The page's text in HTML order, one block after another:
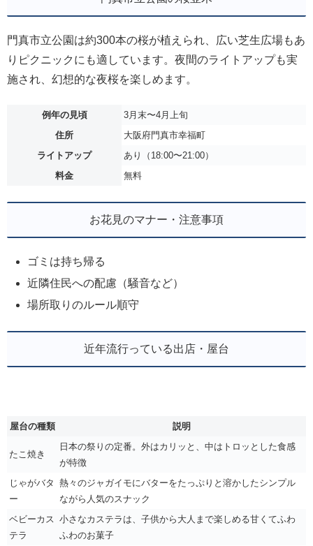
門真市立公園は約300本の桜が植えられ、広い芝生広場もあ
りピクニックにも適しています。夜間のライトアップも実
施され、幻想的な夜桜を楽しめます。
例年の見頃
3月末〜4月上旬
住所
大阪府門真市幸福町
ライトアップ
あり（18:00〜21:00）
料金
無料
お花見のマナー・注意事項
ゴミは持ち帰る
近隣住民への配慮（騒音など）
場所取りのルール順守
近年流行っている出店・屋台
屋台の種類 説明
たこ焼き
日本の祭りの定番。外はカリッと、中はトロッとした食感
が特徴
じゃがバタ
ー
熱々のジャガイモにバターをたっぷりと溶かしたシンプル
ながら人気のスナック
ベビーカス
テラ
小さなカステラは、子供から大人まで楽しめる甘くてふわ
ふわのお菓子